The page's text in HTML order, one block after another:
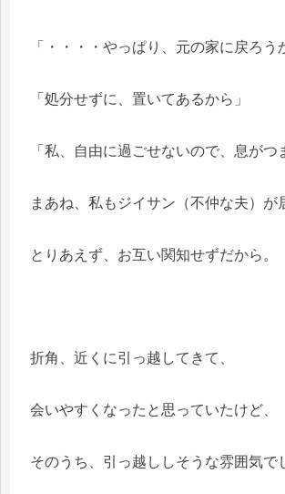
「・・・・やっぱり、元の家に戻ろう
「処分せずに、置いてあるから」
「私、自由に過ごせないので、息がつ
まあね、私もジイサン（不仲な夫）が
とりあえず、お互い関知せずだから。
折角、近くに引っ越してきて、
会いやすくなったと思っていたけど、
そのうち、引っ越ししそうな雰囲気で